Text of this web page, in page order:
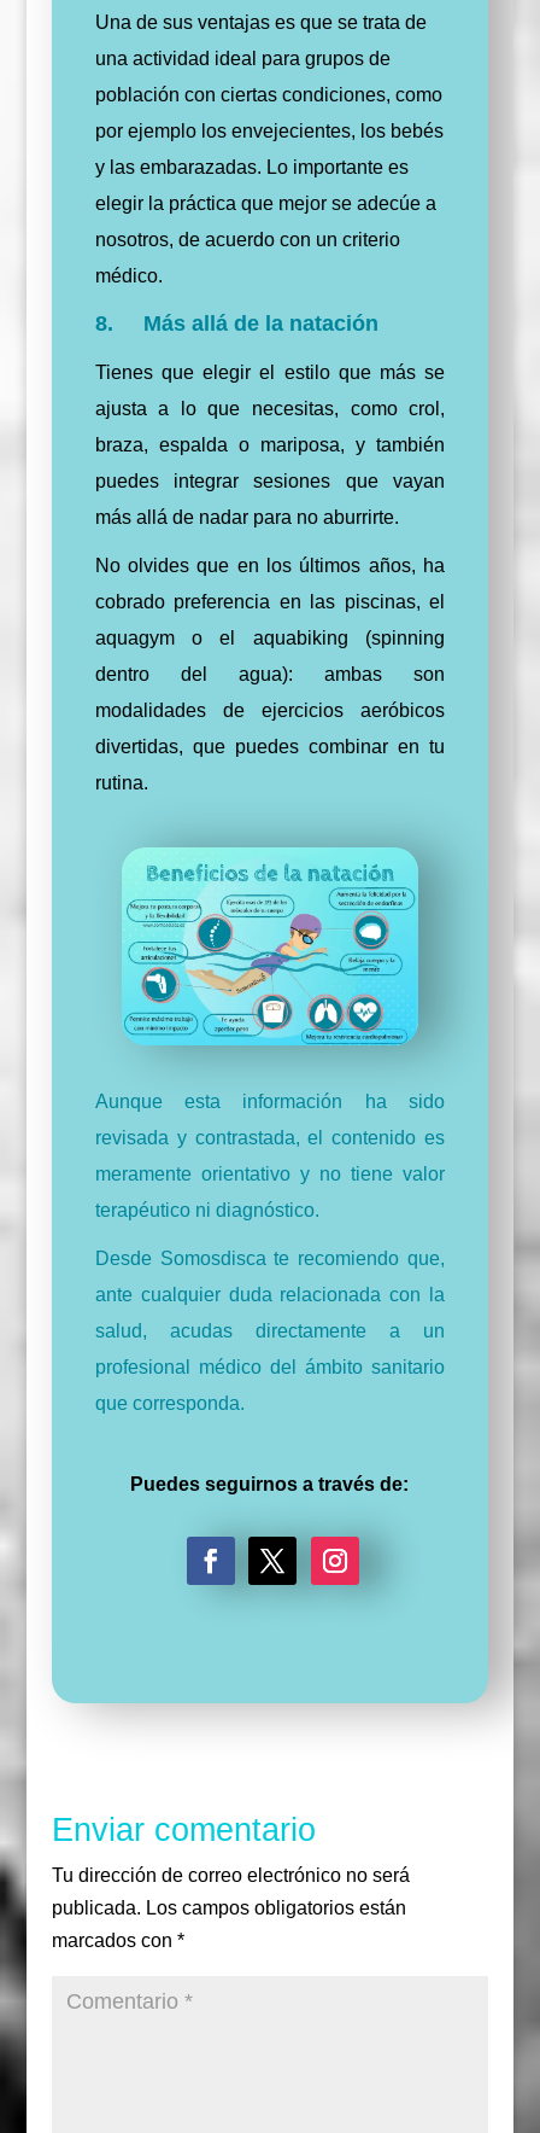
Una de sus ventajas es que se trata de
una actividad ideal para grupos de
población con ciertas condiciones, como
por ejemplo los envejecientes, los bebés
y las embarazadas. Lo importante es
elegir la práctica que mejor se adecúe a
nosotros, de acuerdo con un criterio
médico.
8. Más allá de la natación
Tienes que elegir el estilo que más se
ajusta a lo que necesitas, como crol,
braza, espalda o mariposa, y también
puedes integrar sesiones que vayan
más allá de nadar para no aburrirte.
No olvides que en los últimos años, ha
cobrado preferencia en las piscinas, el
aquagym o el aquabiking (spinning
dentro del agua): ambas son
modalidades de ejercicios aeróbicos
divertidas, que puedes combinar en tu
rutina.
Aunque esta información ha sido
revisada y contrastada, el contenido es
meramente orientativo y no tiene valor
terapéutico ni diagnóstico.
Desde Somosdisca te recomiendo que,
ante cualquier duda relacionada con la
salud, acudas directamente a un
profesional médico del ámbito sanitario
que corresponda.
Puedes seguirnos a través de:
Enviar comentario
Tu dirección de correo electrónico no será
publicada. Los campos obligatorios están
marcados con *